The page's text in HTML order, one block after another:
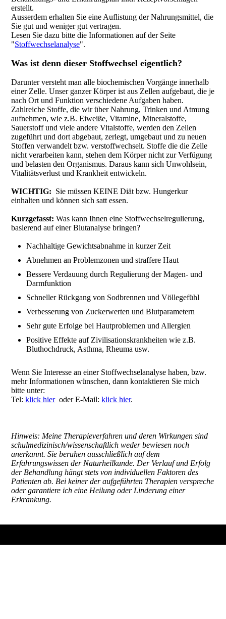
erstellt.
Ausserdem erhalten Sie eine Auflistung der Nahrungsmittel, die
Sie gut und weniger gut vertragen.
Lesen Sie dazu bitte die Informationen auf der Seite
"Stoffwechselanalyse".
Was ist denn dieser Stoffwechsel eigentlich?
Darunter versteht man alle biochemischen Vorgänge innerhalb
einer Zelle. Unser ganzer Körper ist aus Zellen aufgebaut, die je
nach Ort und Funktion verschiedene Aufgaben haben.
Zahlreiche Stoffe, die wir über Nahrung, Trinken und Atmung
aufnehmen, wie z.B. Eiweiße, Vitamine, Mineralstoffe,
Sauerstoff und viele andere Vitalstoffe, werden den Zellen
zugeführt und dort abgebaut, zerlegt, umgebaut und zu neuen
Stoffen verwandelt bzw. verstoffwechselt. Stoffe die die Zelle
nicht verarbeiten kann, stehen dem Körper nicht zur Verfügung
und belasten den Organismus. Daraus kann sich Unwohlsein,
Vitalitätsverlust und Krankheit entwickeln.
WICHTIG: Sie müssen KEINE Diät bzw. Hungerkur
einhalten und können sich satt essen.
Kurzgefasst: Was kann Ihnen eine Stoffwechselregulierung,
basierend auf einer Blutanalyse bringen?
Nachhaltige Gewichtsabnahme in kurzer Zeit
Abnehmen an Problemzonen und straffere Haut
Bessere Verdauung durch Regulierung der Magen- und
Darmfunktion
Schneller Rückgang von Sodbrennen und Völlegefühl
Verbesserung von Zuckerwerten und Blutparametern
Sehr gute Erfolge bei Hautproblemen und Allergien
Positive Effekte auf Zivilisationskrankheiten wie z.B.
Bluthochdruck, Asthma, Rheuma usw.
Wenn Sie Interesse an einer Stoffwechselanalyse haben, bzw.
mehr Informationen wünschen, dann kontaktieren Sie mich
bitte unter:
Tel:klick hieroder E-Mail:klick hier.
Hinweis: Meine Therapieverfahren und deren Wirkungen sind
schulmedizinisch/wissenschaftlich weder bewiesen noch
anerkannt. Sie beruhen ausschließlich auf dem
Erfahrungswissen der Naturheilkunde. Der Verlauf und Erfolg
der Behandlung hängt stets von individuellen Faktoren des
Patienten ab. Bei keiner der aufgeführten Therapien verspreche
oder garantiere ich eine Heilung oder Linderung einer
Erkrankung.